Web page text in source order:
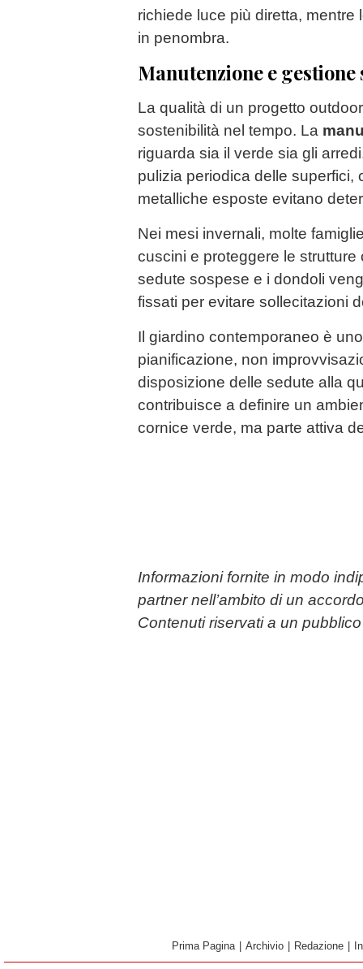
richiede luce più diretta,
in penombra.
Manutenzione e
La qualità di un progetto
sostenibilità nel tempo. La
riguarda sia il verde sia gli
pulizia periodica delle superfici,
metalliche esposte evitano
Nei mesi invernali, molte
cuscini e proteggere le strutture
sedute sospese e i dondoli
fissati per evitare sollecitazioni
Il giardino contemporaneo è
pianificazione, non
disposizione delle sedute alla
contribuisce a definire un
cornice verde, ma parte attiva
Informazioni fornite in modo
partner nell’ambito di un
Contenuti riservati a un
Prima Pagina Archivio Redazione